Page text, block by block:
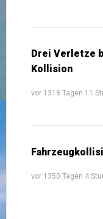
Drei Verletze
Kollision
vor 1318 Tagen 11
vor 1350 Tagen 4